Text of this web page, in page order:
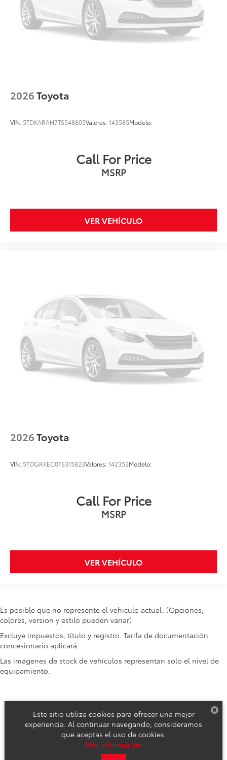
2026Toyota
VIN: 5TDKARAH7TS548805Valores:143585Modelo:
Call For Price
MSRP
VER VEHÍCULO
2026Toyota
VIN: 5TDGRKEC0TS315823Valores:142352Modelo:
Call For Price
MSRP
VER VEHÍCULO
Es posible que no represente el vehiculo actual. (Opciones,
colores, version y estilo pueden variar)
Excluye impuestos, título y registro. Tarifa de documentación
concesionario aplicará.
Las imágenes de stock de vehículos representan solo el nivel de
equipamiento.
Derechos de autor © 2026 por DealerOn Mapa del sitio
Este sitio utiliza cookies para ofrecer una mejor
experiencia. Al continuar navegando, consideramos
que aceptas el uso de cookies.
Más información